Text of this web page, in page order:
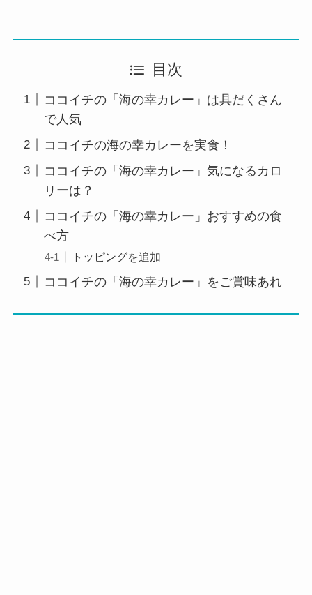
目次
ココイチの「海の幸カレー」は具だくさん
で人気
ココイチの海の幸カレーを実食！
ココイチの「海の幸カレー」気になるカロ
リーは？
ココイチの「海の幸カレー」おすすめの食
べ方
トッピングを追加
ココイチの「海の幸カレー」をご賞味あれ